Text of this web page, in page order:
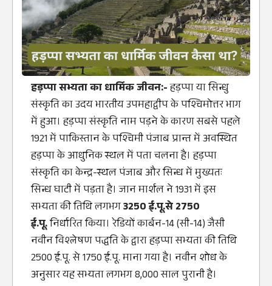
हड़प्पा सभ्यता का धार्मिक जीवन:-हड़प्पा या सिन्धु
संस्कृति का उदय भारतीय उपमहाद्वीप के पश्चिमोत्तर भाग
में हुआ। हड़प्पा संस्कृति नाम पड़ने के कारण सबसे पहले
1921 में पाकिस्तान के पश्चिमी पंजाब प्रान्त में अवस्थित
हड़प्पा के आधुनिक स्थल में पता चलना है। हड़प्पा
संस्कृति का केन्द्र-स्थल पंजाब और सिन्ध में मुख्यतः
सिन्ध घाटी में पड़ता है। जान मार्शल ने 1931 में इस
सभ्यता की तिथि लगभग3250 ई.पू.से 2750
ई.पू.निर्धारित किया। रेडियों कार्बन-14 (सी-14) जैसी
नवीन विश्लेषण पद्धति के द्वारा हड़प्पा सभ्यता की तिथि
2500 ई.पू. से 1750 ई.पू. माना गया है। नवीन शोध के
अनुसार यह सभ्यता लगभग 8,000 साल पुरानी है।